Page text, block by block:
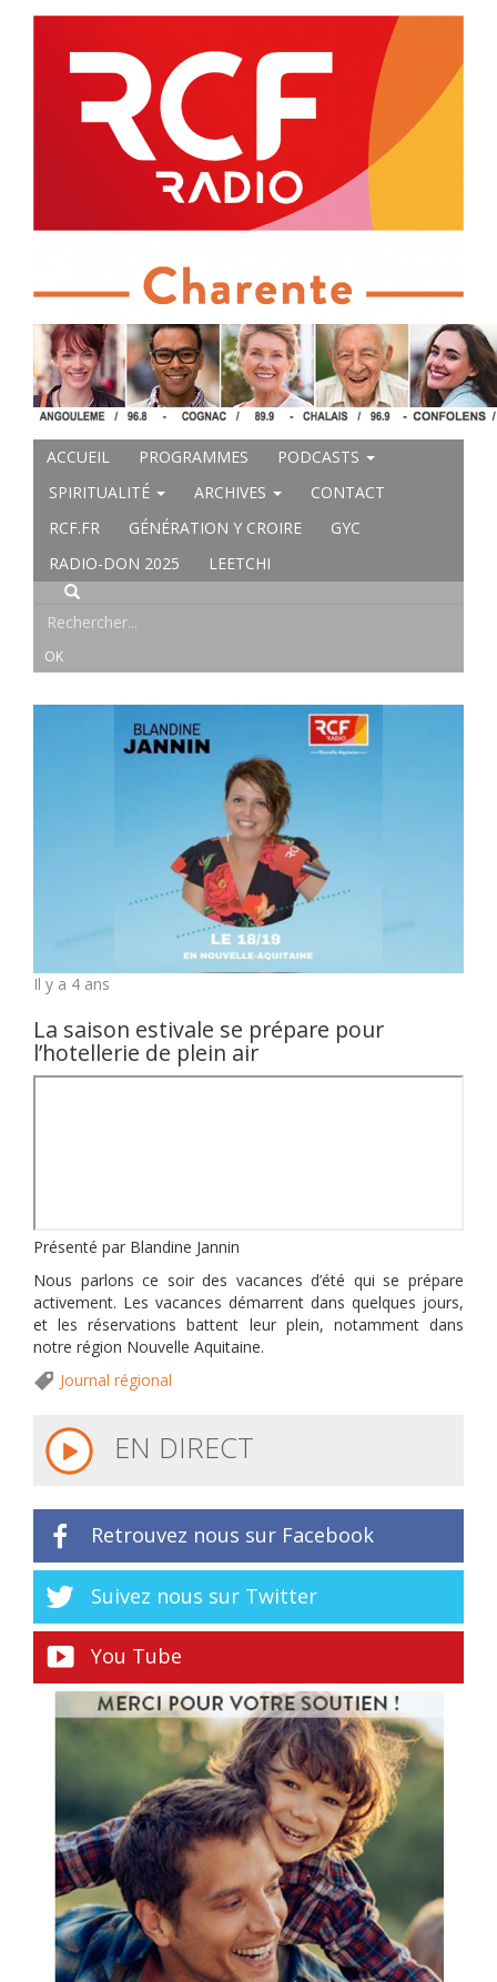
ACCUEIL PROGRAMMES
PODCASTS
SPIRITUALITÉ
ARCHIVES
CONTACT
RCF.FR
GÉNÉRATION Y CROIRE
GYC
RADIO-DON 2025
LEETCHI
Il y a 4 ans
La saison estivale se prépare pour
l’hotellerie de plein air
Présenté par Blandine Jannin
Nous parlons ce soir des vacances d’été qui se prépare
activement. Les vacances démarrent dans quelques jours,
et les réservations battent leur plein, notamment dans
notre région Nouvelle Aquitaine.
Journal régional
EN DIRECT
Retrouvez nous sur Facebook
Suivez nous sur Twitter
You Tube